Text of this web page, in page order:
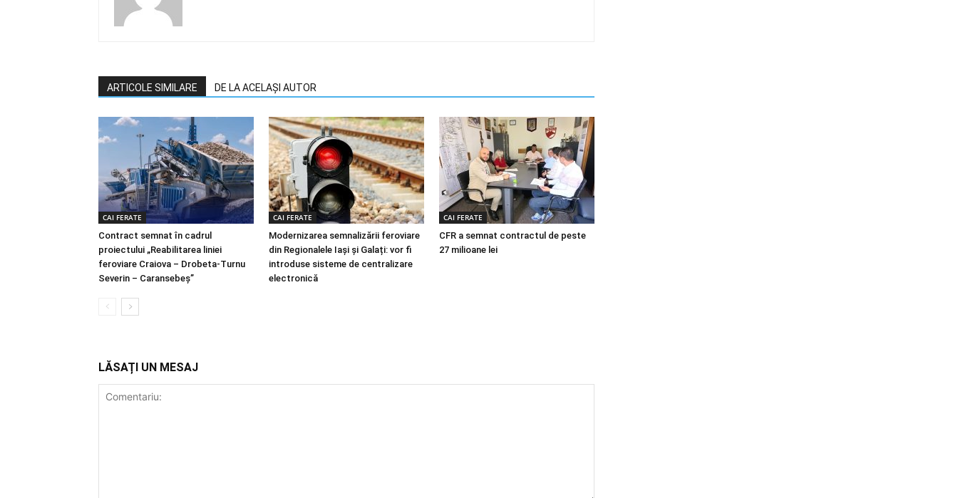
ARTICOLE SIMILARE DE LA ACELAȘI AUTOR
CAI FERATE
Contract semnat în cadrul
proiectului „Reabilitarea liniei
feroviare Craiova – Drobeta-Turnu
Severin – Caransebeș”
CAI FERATE
Modernizarea semnalizării feroviare
din Regionalele Iași și Galați: vor fi
introduse sisteme de centralizare
electronică
CAI FERATE
CFR a semnat contractul de peste
27 milioane lei
LĂSAȚI UN MESAJ